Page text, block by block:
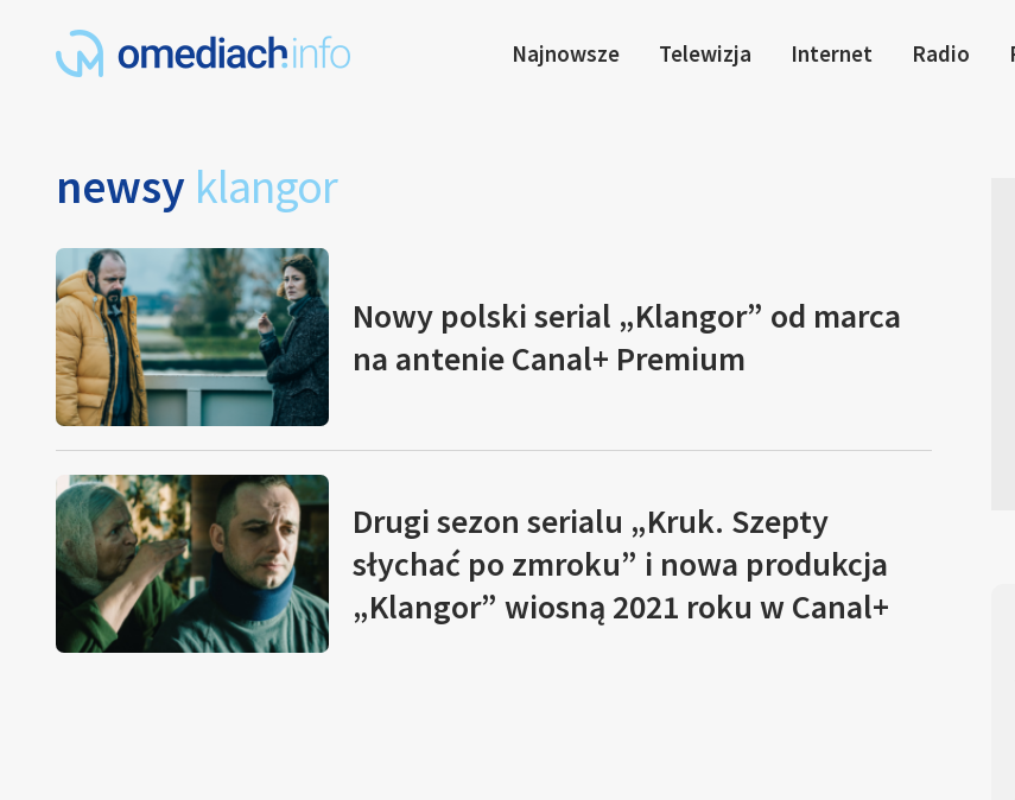
Najnowsze Telewizja Internet Radio
newsy klangor
Nowy polski serial „Klangor” od marca
na antenie Canal+ Premium
Drugi sezon serialu „Kruk. Szepty
słychać po zmroku” i nowa produkcja
„Klangor” wiosną 2021 roku w Canal+